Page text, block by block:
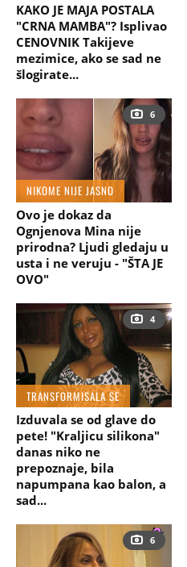
KAKO JE MAJA POSTALA
"CRNA MAMBA"? Isplivao
CENOVNIK Takijeve
mezimice, ako se sad ne
šlogirate...
6
NIKOME NIJE JASNO
Ovo je dokaz da
Ognjenova Mina nije
prirodna? Ljudi gledaju u
usta i ne veruju - "ŠTA JE
OVO"
4
TRANSFORMISALA SE
Izduvala se od glave do
pete! "Kraljicu silikona"
danas niko ne
prepoznaje, bila
napumpana kao balon, a
sad...
6